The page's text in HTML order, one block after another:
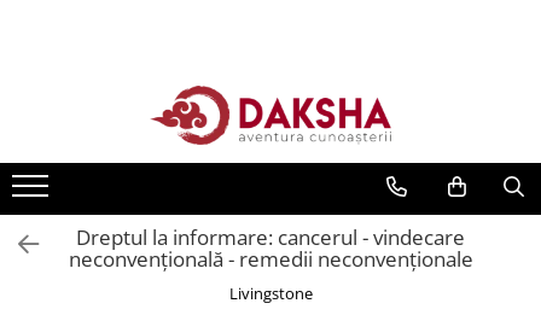
Seria Radu Cinamar
Seria Anton Parks
Seria David Icke
Seria Immanuel Velikovsky
Dreptul la informare: cancerul - vindecare
neconvenţională - remedii neconvenţionale
Livingstone